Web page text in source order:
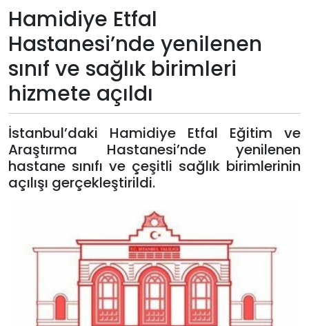
Künye
Giriş
Yap
Hamidiye Etfal
Hastanesi’nde yenilenen
sınıf ve sağlık birimleri
hizmete açıldı
İstanbul’daki Hamidiye Etfal Eğitim ve
Araştırma Hastanesi’nde yenilenen
hastane sınıfı ve çeşitli sağlık birimlerinin
açılışı gerçekleştirildi.